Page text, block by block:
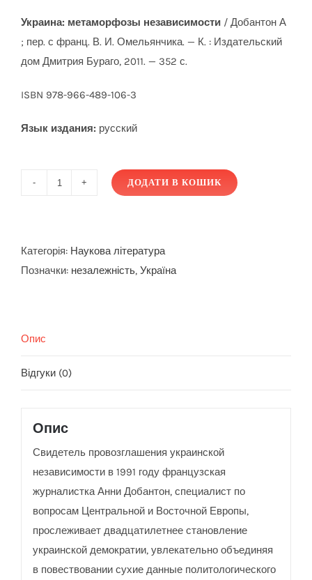
Украина: метаморфозы независимости / Добантон А
; пер. с франц. В. И. Омельянчика. — К. : Издательский
дом Дмитрия Бураго, 2011. — 352 с.
ISBN 978-966-489-106-3
Язык издания: русский
кількість
ДОДАТИ В КОШИК
Категорія: Наукова література
Позначки: незалежність, Україна
Опис
Відгуки (0)
Опис
Свидетель провозглашения украинской
независимости в 1991 году французская
журналистка Анни Добантон, специалист по
вопросам Центральной и Восточной Европы,
прослеживает двадцатилетнее становление
украинской демократии, увлекательно объединяя
в повествовании сухие данные политологического